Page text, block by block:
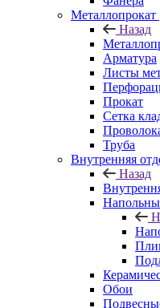
Металлопрокат
Назад
Арматура
Листы
Прокат
Сетка
Труба
Внутренняя
Назад
Обои